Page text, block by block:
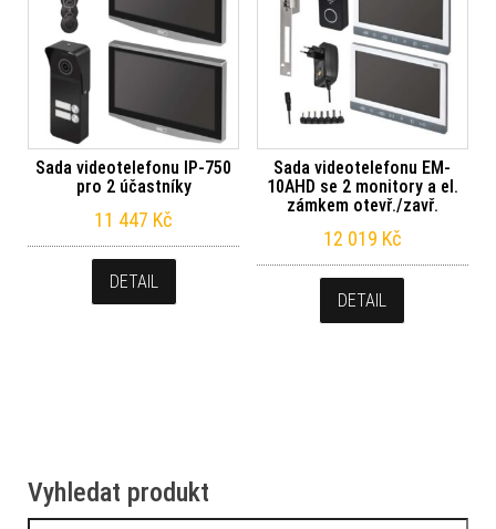
Sada videotelefonu IP-750
pro 2 účastníky
11 447 Kč
DETAIL
Sada videotelefonu EM-
10AHD se 2 monitory a el.
zámkem otevř./zavř.
12 019 Kč
DETAIL
Vyhledat produkt